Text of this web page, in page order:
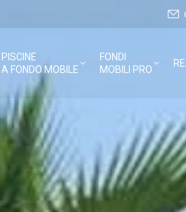
PISCINE
A FONDO MOBILE
FONDI
MOBILI PRO